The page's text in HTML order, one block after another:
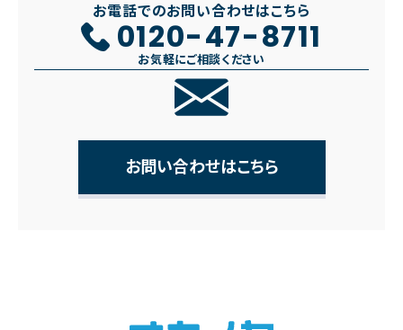
お電話でのお問い合わせはこちら
0120-47-8711
お気軽にご相談ください
お問い合わせはこちら